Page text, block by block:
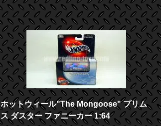
ホットウィール"The Mongoose" プリム
ス ダスター ファニーカー 1:64